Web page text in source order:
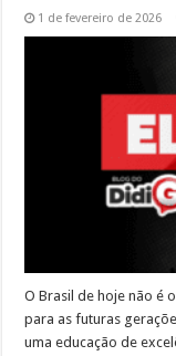
1 de fevereiro de 2026
O Brasil de hoje não é
para as futuras
uma educação de